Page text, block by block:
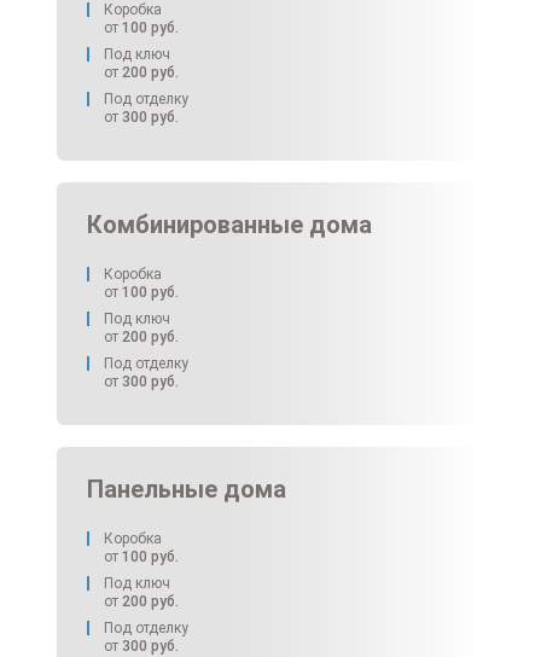
Коробка
от 100 руб.
Под ключ
от 200 руб.
Под отделку
от 300 руб.
Комбинированные дома
Коробка
от 100 руб.
Под ключ
от 200 руб.
Под отделку
от 300 руб.
Панельные дома
Коробка
от 100 руб.
Под ключ
от 200 руб.
Под отделку
от 300 руб.